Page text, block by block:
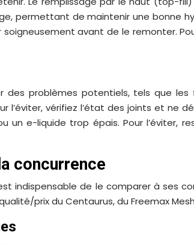
permettant de maintenir une bonne
avant de le remonter.
problèmes potentiels, tels que
l’éviter, vérifiez l’état des joints et
un e-liquide trop épais. Pour l’éviter,
concurrence
indispensable de le comparer à ses
prix du Centaurus, du Freemax